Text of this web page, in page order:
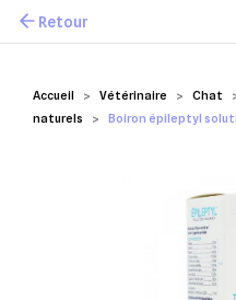
Mes favoris
Accueil Vétérinaire Chat
naturels
Boiron épileptyl
Retour